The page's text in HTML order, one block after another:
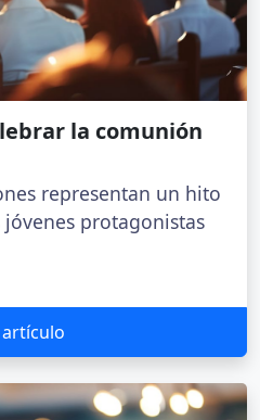
la comunión
representan un hito
protagonistas